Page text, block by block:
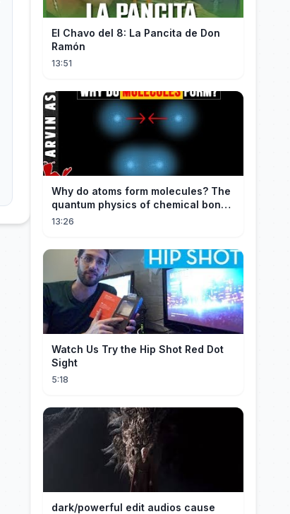
El Chavo del 8: La Pancita de Don
Ramón
13:51
Why do atoms form molecules? The
quantum physics of chemical bonds
explained
13:26
Watch Us Try the Hip Shot Red Dot
Sight
5:18
dark/powerful edit audios cause